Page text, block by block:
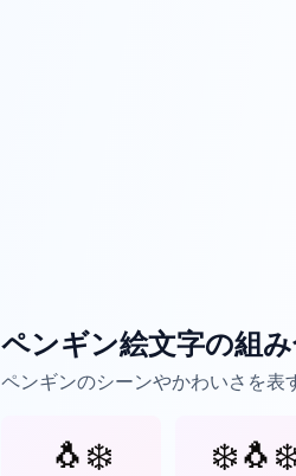
ペンギン絵文字の組
ペンギンのシーンやかわいさを表
🐧❄️